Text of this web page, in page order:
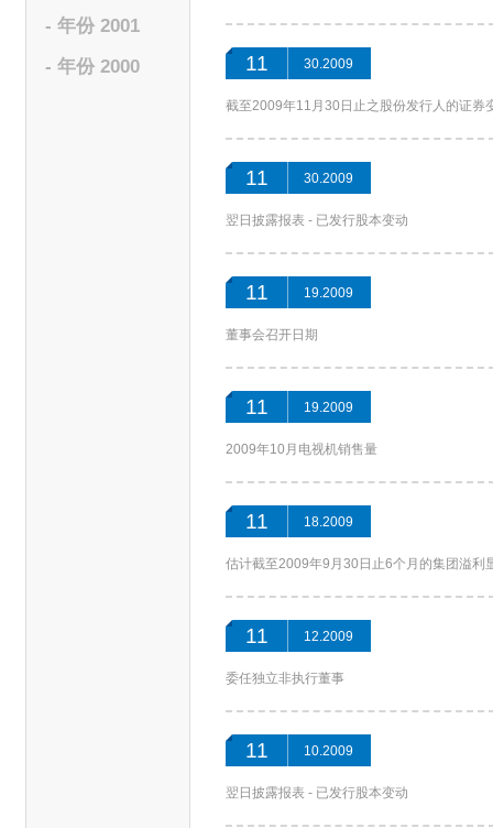
- 年份 2001
- 年份 2000
11 30.2009
截至2009年11月30日止之股份发行人的证券
11 30.2009
翌日披露报表 - 已发行股本变动
11 19.2009
董事会召开日期
11 19.2009
2009年10月电视机销售量
11 18.2009
估计截至2009年9月30日止6个月的集团溢利
11 12.2009
委任独立非执行董事
11 10.2009
翌日披露报表 - 已发行股本变动